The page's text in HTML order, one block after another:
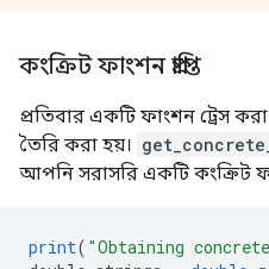
কংক্রিট ফাংশন প্রাপ্তি
প্রতিবার একটি ফাংশন ট্রেস
তৈরি করা হয়।
আপনি সরাসরি একটি কংক্রিট
print( "Obtaining